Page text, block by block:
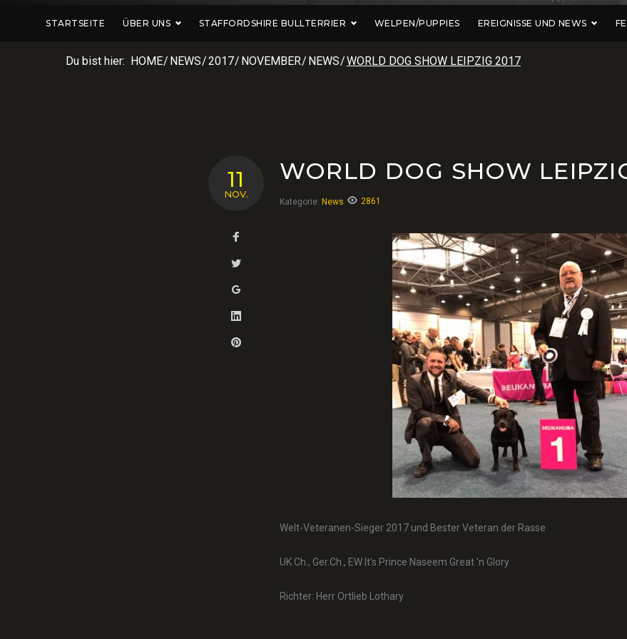
STARTSEITE ÜBER UNS STAFFORDSHIRE BULLTERRIER WELPEN/PUPPIES EREIGNISSE UND NEWS
Du bist hier: HOME/ NEWS/2017/ NOVEMBER/ NEWS/WORLD DOG SHOW LEIPZIG 2017
11
NOV.
Twitter
Pinterest
WORLD DOG SHOW
Kategorie: News 2861
Welt-Veteranen-Sieger 2017 und Bester Veteran der Rasse
UK Ch., Ger.Ch., EW It’s Prince Naseem Great ‘n Glory
Richter: Herr Ortlieb Lothary